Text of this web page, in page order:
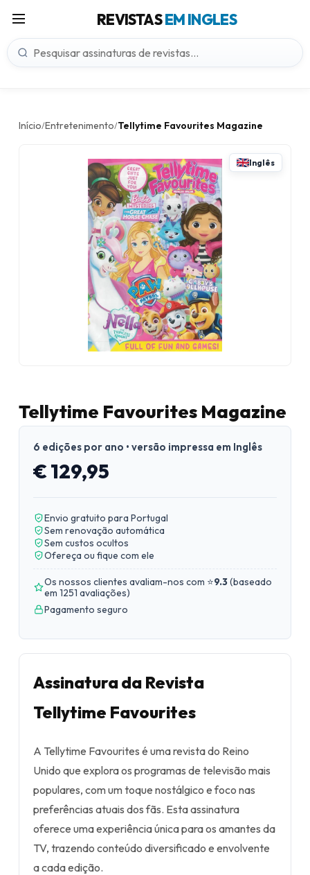
REVISTASEM INGLES
Início/Entretenimento/Tellytime Favourites Magazine
Inglês
Tellytime Favourites Magazine
6 edições por ano • versão impressa em Inglês
€ 129,95
Envio gratuito para Portugal
Sem renovação automática
Sem custos ocultos
Ofereça ou fique com ele
Os nossos clientes avaliam-nos com ⭐9.3(baseado
em 1251 avaliações)
Pagamento seguro
Assinatura da Revista
Tellytime Favourites
A Tellytime Favourites é uma revista do Reino
Unido que explora os programas de televisão mais
populares, com um toque nostálgico e foco nas
preferências atuais dos fãs. Esta assinatura
oferece uma experiência única para os amantes da
TV, trazendo conteúdo diversificado e envolvente
a cada edição.